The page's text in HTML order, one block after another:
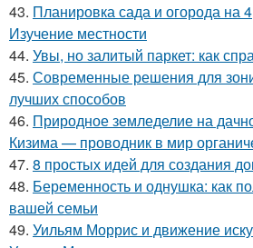
43. Планировка сада и огорода на
Изучение местности
44. Увы, но залитый паркет: как
45. Современные решения для
лучших способов
46. Природное земледелие на
Кизима — проводник в мир
47. 8 простых идей для создания
48. Беременность и однушка: как
вашей семьи
49. Уильям Моррис и движение